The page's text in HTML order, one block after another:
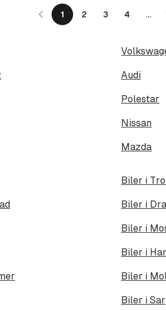
1 2 3 4 …
Audi
Polestar
Nissan
Mazda
Biler i
Biler i
Biler i
Biler i
Biler i
Biler i